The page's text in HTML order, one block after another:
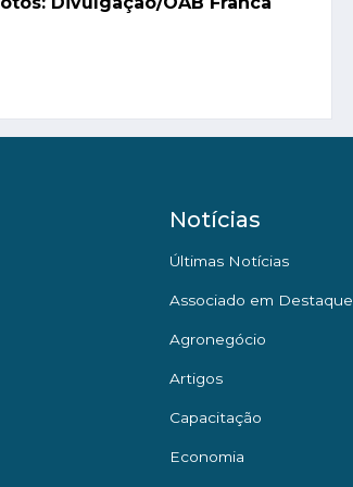
Notícias
Últimas Notícias
Associado em Destaque
Agronegócio
Artigos
Capacitação
Economia